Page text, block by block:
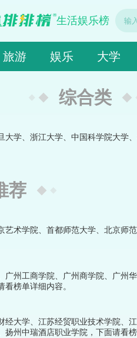
生活娱乐榜
旅游 娱乐 大学
综合类
学、浙江大学、中国科学院大学
荐
术学院、首都师范大学、北京师
州工商学院、广州商学院、广州
榜单详细内容。
大学、江苏经贸职业技术学院、
州中瑞酒店职业学院，下面请看榜